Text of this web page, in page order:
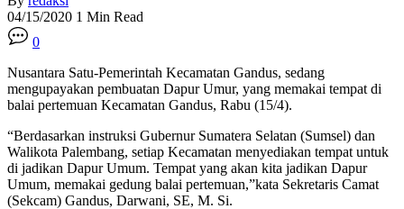
04/15/2020 1 Min Read
0
Nusantara Satu-Pemerintah Kecamatan Gandus, sedang
mengupayakan pembuatan Dapur Umur, yang memakai tempat di
balai pertemuan Kecamatan Gandus, Rabu (15/4).
“Berdasarkan instruksi Gubernur Sumatera Selatan (Sumsel) dan
Walikota Palembang, setiap Kecamatan menyediakan tempat untuk
di jadikan Dapur Umum. Tempat yang akan kita jadikan Dapur
Umum, memakai gedung balai pertemuan,”kata Sekretaris Camat
(Sekcam) Gandus, Darwani, SE, M. Si.